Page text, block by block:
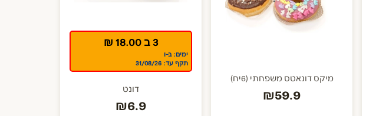
מיקס דונאטס משפחתי (6יח)
₪59.9
3 ב 18.00 ₪
ימים: ב-ו
תקף עד: 31/08/26
דונט
₪6.9